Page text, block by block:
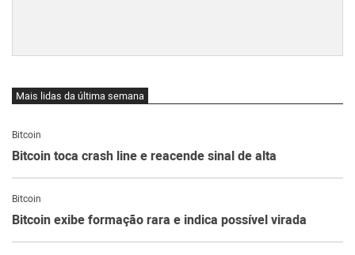
Mais lidas da última semana
Bitcoin
Bitcoin toca crash line e reacende sinal de alta
Bitcoin
Bitcoin exibe formação rara e indica possível virada